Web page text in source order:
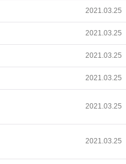
2021.03.25
2021.03.25
2021.03.25
2021.03.25
2021.03.25
2021.03.25